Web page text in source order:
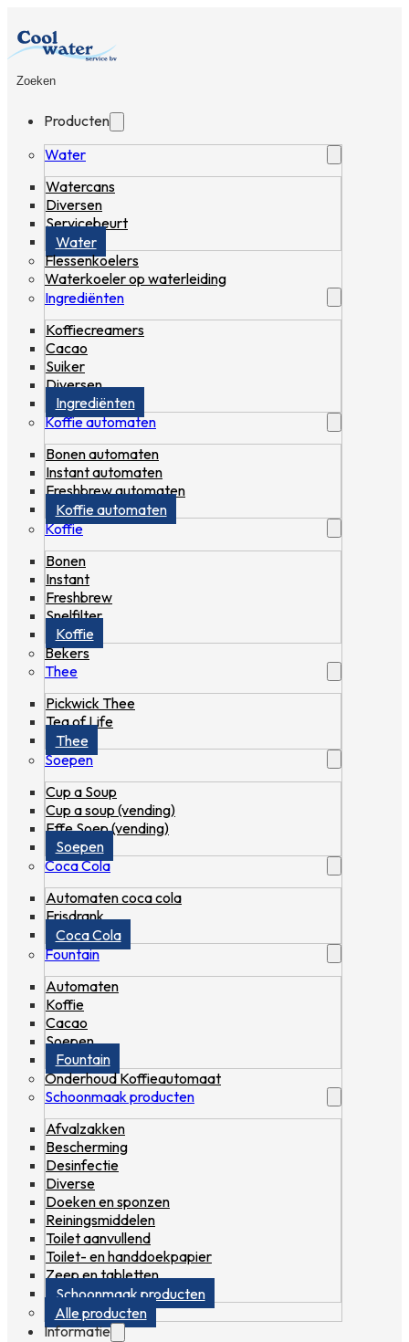
Zoeken
Producten
Water
Watercans
Diversen
Servicebeurt
Water
Flessenkoelers
Waterkoeler op waterleiding
Ingrediënten
Koffiecreamers
Cacao
Suiker
Diversen
Ingrediënten
Koffie automaten
Bonen automaten
Instant automaten
Freshbrew automaten
Koffie automaten
Koffie
Bonen
Instant
Freshbrew
Snelfilter
Koffie
Bekers
Thee
Pickwick Thee
Tea of Life
Thee
Soepen
Cup a Soup
Cup a soup (vending)
Effe Soep (vending)
Soepen
Coca Cola
Automaten coca cola
Frisdrank
Coca Cola
Fountain
Automaten
Koffie
Cacao
Soepen
Fountain
Onderhoud Koffieautomaat
Schoonmaak producten
Afvalzakken
Bescherming
Desinfectie
Diverse
Doeken en sponzen
Reiningsmiddelen
Toilet aanvullend
Toilet- en handdoekpapier
Zeep en tabletten
Schoonmaak producten
Alle producten
Informatie